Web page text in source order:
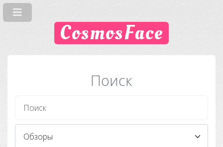
CosmosFace
Поиск